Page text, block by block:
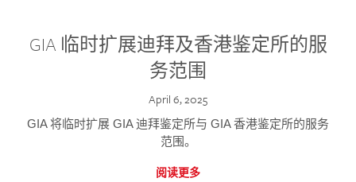
GIA 临时扩展迪拜及香港鉴定所的服
务范围
April 6, 2025
GIA 将临时扩展 GIA 迪拜鉴定所与 GIA 香港鉴定所的服务
范围。
阅读更多